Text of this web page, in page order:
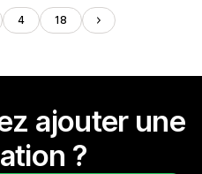
4 18
ajouter une
?